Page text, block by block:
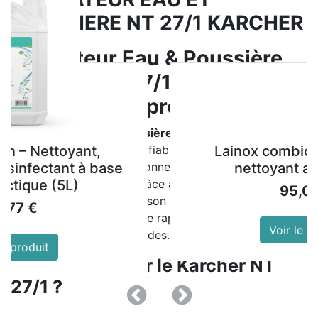
POUSSIERE NT 27/1 KARCHER
Aspirateur Eau & Poussière
Kärcher NT 27/1 – Puissant,
polyvalent et professionnel
aspirateur eau et poussière Kärcher NT 27/1
modèle compact et ultra-fiable, conçu pour répondre
aux besoins des professionnels comme des
particuliers exigeants. Grâce à son moteur puissant de
1380 W
et son excellent débit d’air ( 72
), il assure un nettoyage rapide et efficace des
poussières, débris et liquides.
Pourquoi choisir le Kärcher NT
27/1 ?
base
Lainox combiclean
nettoyant alcalin
Voir le produit
PrécedentSuivant